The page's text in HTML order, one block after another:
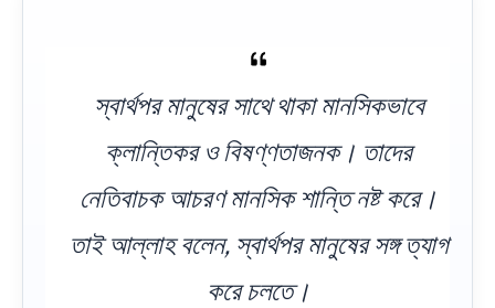
স্বার্থপর মানুষের সাথে থাকা মানসিকভাবে
ক্লান্তিকর ও বিষণ্ণতাজনক। তাদের
নেতিবাচক আচরণ মানসিক শান্তি নষ্ট করে।
তাই আল্লাহ বলেন, স্বার্থপর মানুষের সঙ্গ ত্যাগ
করে চলতে।